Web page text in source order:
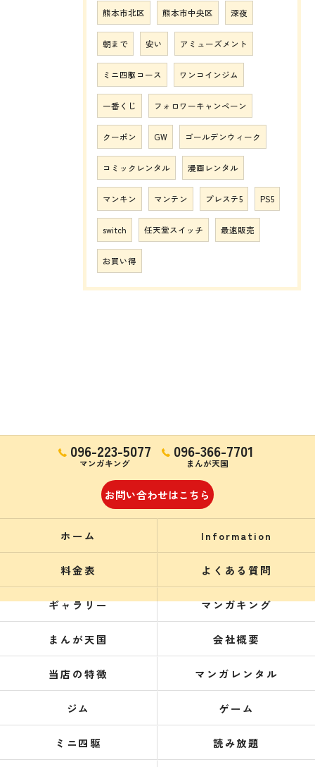
熊本市北区 熊本市中央区 深夜
朝まで 安い アミューズメント
ミニ四駆コース ワンコインジム
一番くじ フォロワーキャンペーン
クーポン GW ゴールデンウィーク
コミックレンタル 漫画レンタル
マンキン マンテン プレステ5 PS5
switch 任天堂スイッチ 最速販売
お買い得
096-223-5077
マンガキング
096-366-7701
まんが天国
お問い合わせはこちら
ホーム Information
料金表 よくある質問
ギャラリー マンガキング
まんが天国 会社概要
当店の特徴 マンガレンタル
ジム ゲーム
ミニ四駆 読み放題